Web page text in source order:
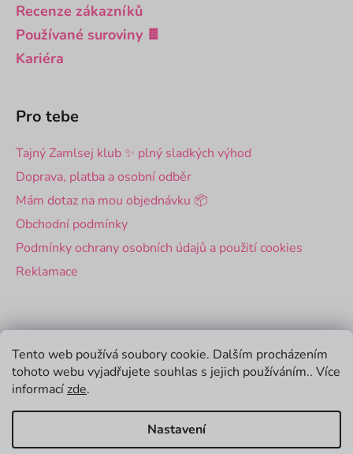
Tento web používá soubory cookie. Dalším procházením
tohoto webu vyjadřujete souhlas s jejich používáním.. Více
informací zde.
Nastavení
Recenze zákazníků
Používané suroviny 🍫
Kariéra
Pro tebe
Tajný Zamlsej klub ✨ plný sladkých výhod
Doprava, platba a osobní odběr
Mám dotaz na mou objednávku 📦
Obchodní podmínky
Podmínky ochrany osobních údajů a použití cookies
Reklamace
Velkoobchod
Firemní dárky